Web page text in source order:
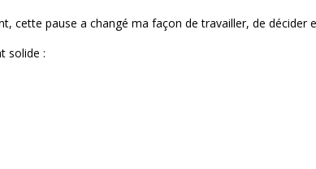
cette pause a changé ma façon de travailler, de décider
solide :